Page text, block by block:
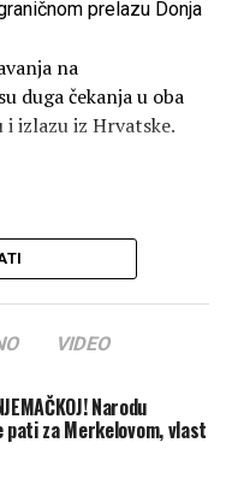
prelazu Donja
na
duga čekanja u oba
izlazu iz Hrvatske.
VIDEO
Narodu
pati za Merkelovom, vlast